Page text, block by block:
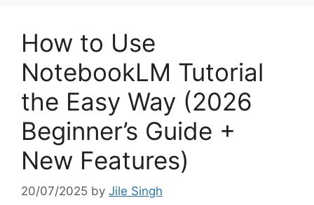
How to Use
NotebookLM Tutorial
the Easy Way (2026
Beginner’s Guide +
New Features)
20/07/2025 by Jile Singh